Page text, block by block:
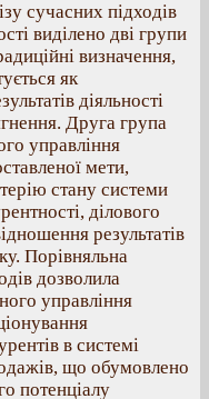
сучасних підходів
виділено дві групи
визначення,
як
діяльності
Друга група
управління
мети,
стану системи
ділового
результатів
Порівняльна
дозволила
управління
в системі
що обумовлено
потенціалу